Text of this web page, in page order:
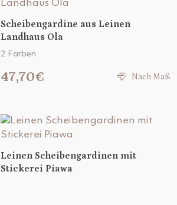
Scheibengardine aus Leinen
Landhaus Ola
2 Farben
47,70€ Nach Maß
Leinen Scheibengardinen mit
Stickerei Piawa